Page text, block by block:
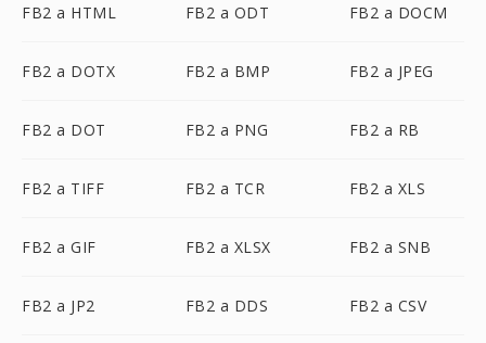
FB2 a HTML FB2 a ODT FB2 a DOCM
FB2 a DOTX FB2 a BMP FB2 a JPEG
FB2 a DOT FB2 a PNG FB2 a RB
FB2 a TIFF FB2 a TCR FB2 a XLS
FB2 a GIF FB2 a XLSX FB2 a SNB
FB2 a JP2 FB2 a DDS FB2 a CSV